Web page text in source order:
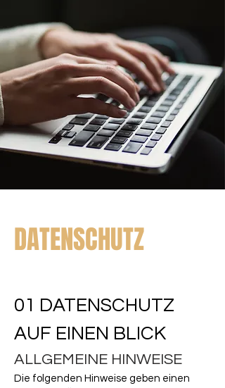
DATENSCHUTZ
01 DATENSCHUTZ
AUF EINEN BLICK
ALLGEMEINE HINWEISE
Die folgenden Hinweise geben einen